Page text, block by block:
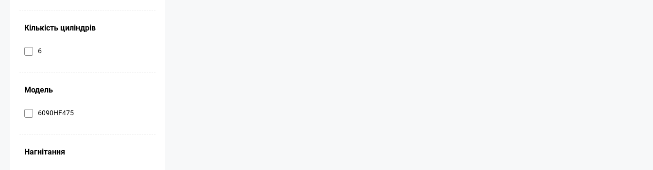
Кількість циліндрів
6
Модель
6090HF475
Нагнітання